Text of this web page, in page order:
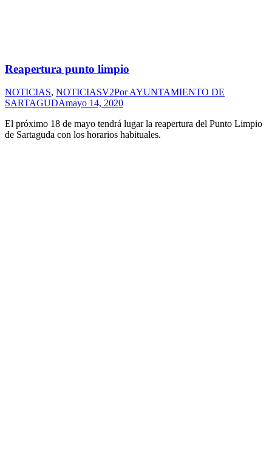
Reapertura punto limpio
NOTICIAS, NOTICIASV2PorAYUNTAMIENTO DE
SARTAGUDAmayo 14, 2020
El próximo 18 de mayo tendrá lugar la reapertura del Punto Limpio
de Sartaguda con los horarios habituales.